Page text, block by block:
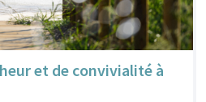
et de convivialité à